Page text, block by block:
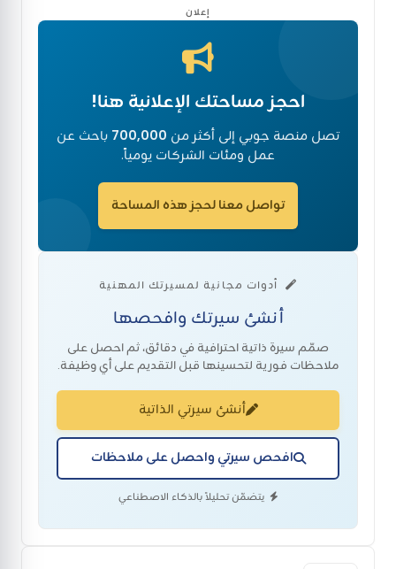
إعلان
احجز مساحتك الإعلانية هنا!
تصل منصة جوبي إلى أكثر من 700,000 باحث عن
عمل ومئات الشركات يومياً.
تواصل معنا لحجز هذه المساحة
أدوات مجانية لمسيرتك المهنية
أنشئ سيرتك وافحصها
صمّم سيرة ذاتية احترافية في دقائق، ثم احصل على
ملاحظات فورية لتحسينها قبل التقديم على أي وظيفة.
أنشئ سيرتي الذاتية
افحص سيرتي واحصل على ملاحظات
يتضمّن تحليلاً بالذكاء الاصطناعي